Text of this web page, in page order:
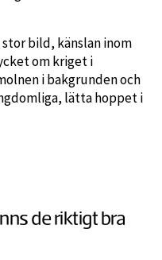
bild, känslan inom
om kriget i
i bakgrunden och
lätta hoppet i
de riktigt bra